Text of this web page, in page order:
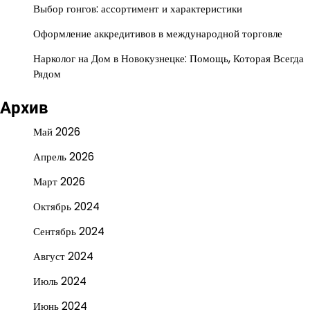
Выбор гонгов: ассортимент и характеристики
Оформление аккредитивов в международной торговле
Нарколог на Дом в Новокузнецке: Помощь, Которая Всегда
Рядом
Архив
Май 2026
Апрель 2026
Март 2026
Октябрь 2024
Сентябрь 2024
Август 2024
Июль 2024
Июнь 2024